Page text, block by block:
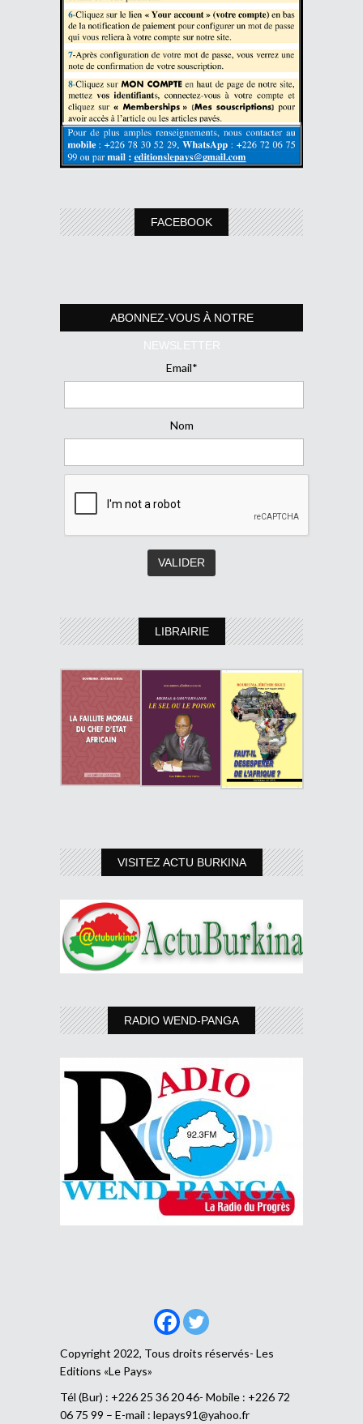
FACEBOOK
ABONNEZ-VOUS À NOTRE
NEWSLETTER
Email*
Nom
LIBRAIRIE
VISITEZ ACTU BURKINA
RADIO WEND-PANGA
Copyright 2022, Tous droits réservés- Les
Editions «Le Pays»
Tél (Bur) : +226 25 36 20 46- Mobile : +226 72
06 75 99 – E-mail : lepays91@yahoo.fr